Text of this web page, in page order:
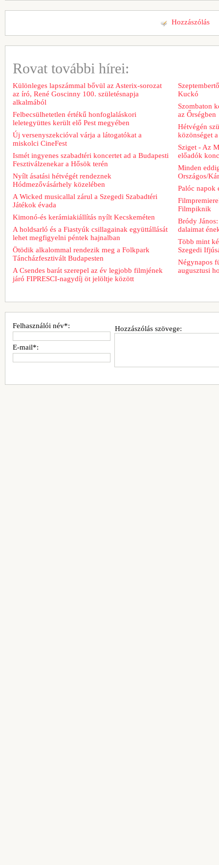
Hozzászólás
Rovat további hírei:
Különleges lapszámmal bővül az Asterix-sorozat
az író, René Goscinny 100. születésnapja
alkalmából
Felbecsülhetetlen értékű honfoglaláskori
leletegyüttes került elő Pest megyében
Új versenyszekcióval várja a látogatókat a
miskolci CineFest
Ismét ingyenes szabadtéri koncertet ad a Budapesti
Fesztiválzenekar a Hősök terén
Nyílt ásatási hétvégét rendeznek
Hódmezővásárhely közelében
A Wicked musicallal zárul a Szegedi Szabadtéri
Játékok évada
Kimonó-és kerámiakiállítás nyílt Kecskeméten
A holdsarló és a Fiastyúk csillagainak együttállását
lehet megfigyelni péntek hajnalban
Ötödik alkalommal rendezik meg a Folkpark
Táncházfesztivált Budapesten
A Csendes barát szerepel az év legjobb filmjének
járó FIPRESCI-nagydíj öt jelöltje között
Kuckó
Szombaton
az Őrségben
Hétvégén
közönséget
Sziget - Az
előadók
Minden
Országos/
Palóc napok
Filmpiknik
Bródy
dalaimat
Több mint
Szegedi
Négynapos
augusztusi
Hozzászólás szövege:
Felhasználói név*:
E-mail*: